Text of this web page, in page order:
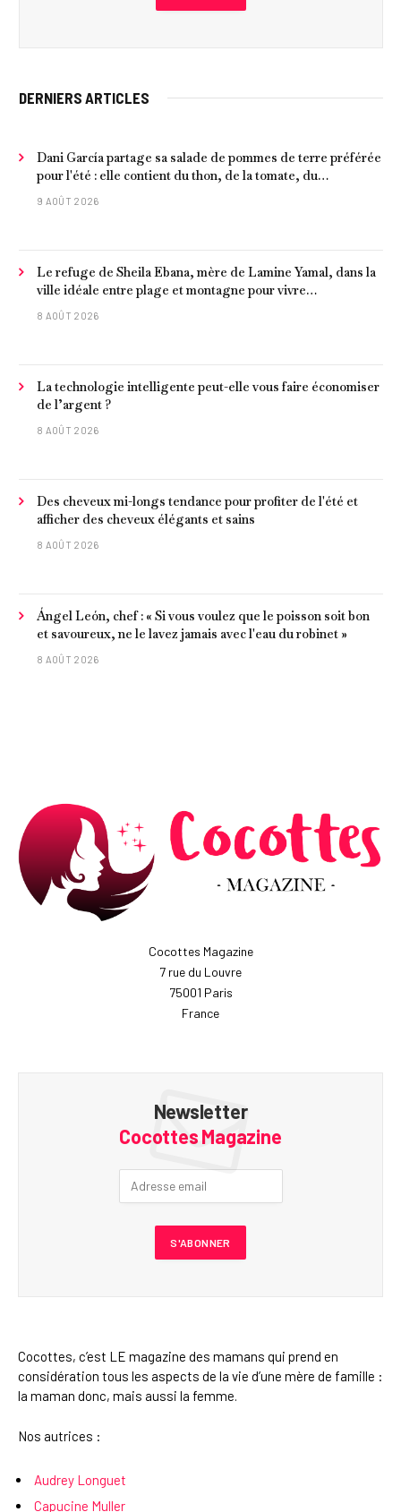
DERNIERS ARTICLES
Dani García partage sa salade de pommes de terre préférée
pour l'été : elle contient du thon, de la tomate, du
concombre et de l'œuf
9 AOÛT 2026
Le refuge de Sheila Ebana, mère de Lamine Yamal, dans la
ville idéale entre plage et montagne pour vivre
tranquillement près de Barcelone
8 AOÛT 2026
La technologie intelligente peut-elle vous faire économiser
de l’argent ?
8 AOÛT 2026
Des cheveux mi-longs tendance pour profiter de l'été et
afficher des cheveux élégants et sains
8 AOÛT 2026
Ángel León, chef : « Si vous voulez que le poisson soit bon
et savoureux, ne le lavez jamais avec l'eau du robinet »
8 AOÛT 2026
Cocottes Magazine
7 rue du Louvre
75001 Paris
France
Newsletter
Cocottes Magazine
Cocottes, c’est LE magazine des mamans qui prend en
considération tous les aspects de la vie d’une mère de famille :
la maman donc, mais aussi la femme.
Nos autrices :
Audrey Longuet
Capucine Muller